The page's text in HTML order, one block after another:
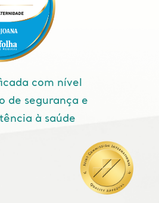
com nível
de segurança e
à saúde